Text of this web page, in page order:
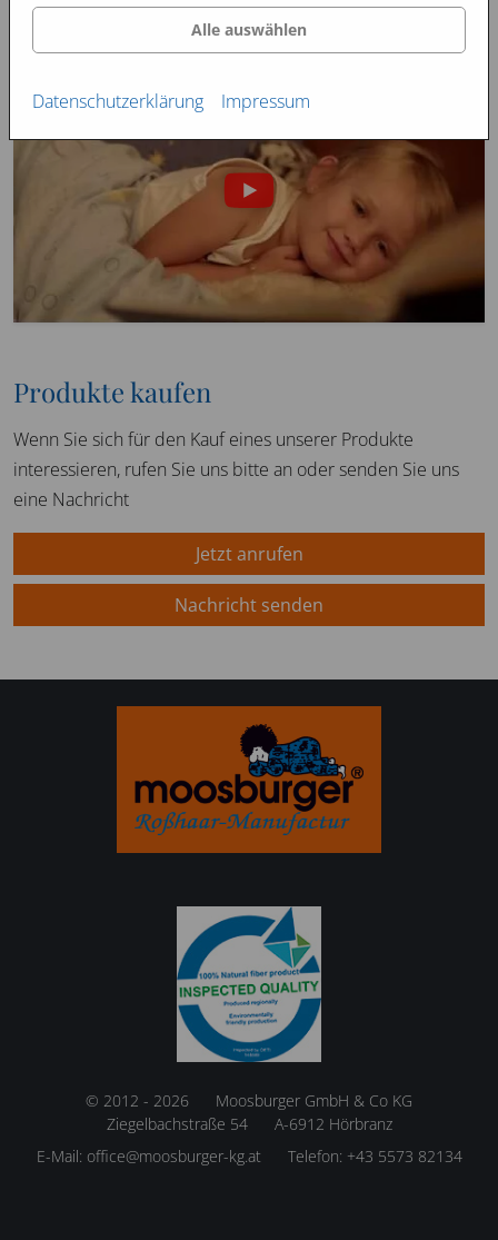
Produkte kaufen
Wenn Sie sich für den Kauf eines unserer Produkte
interessieren, rufen Sie uns bitte an oder senden Sie uns
eine Nachricht
Jetzt anrufen
Nachricht senden
© 2012 - 2026
Moosburger GmbH & Co KG
Ziegelbachstraße 54
A-6912 Hörbranz
E-Mail: office@moosburger-kg.at Telefon: +43 5573 82134
Alle auswählen
Datenschutzerklärung Impressum